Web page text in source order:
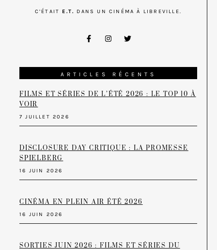
C’ÉTAIT E.T. DANS UN CINÉMA À LIBREVILLE.
ARTICLES RÉCENTS
FILMS ET SÉRIES DE L’ÉTÉ 2026 : LE TOP 10 À
VOIR
7 JUILLET 2026
DISCLOSURE DAY CRITIQUE : LA PROMESSE
SPIELBERG
16 JUIN 2026
CINÉMA EN PLEIN AIR ÉTÉ 2026
16 JUIN 2026
SORTIES JUIN 2026 : FILMS ET SÉRIES DU